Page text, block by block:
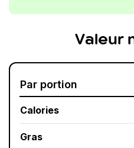
Valeur
Par portion
Calories
Gras